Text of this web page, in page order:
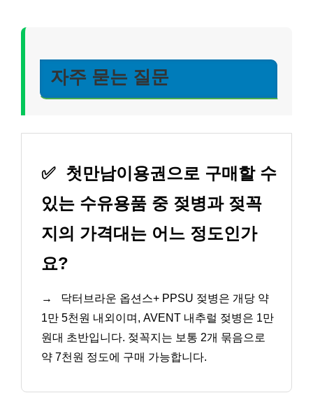
자주 묻는 질문
✅ 첫만남이용권으로 구매할 수
있는 수유용품 중 젖병과 젖꼭
지의 가격대는 어느 정도인가
요?
→
닥터브라운 옵션스+ PPSU 젖병은 개당 약
1만 5천원 내외이며, AVENT 내추럴 젖병은 1만
원대 초반입니다. 젖꼭지는 보통 2개 묶음으로
약 7천원 정도에 구매 가능합니다.